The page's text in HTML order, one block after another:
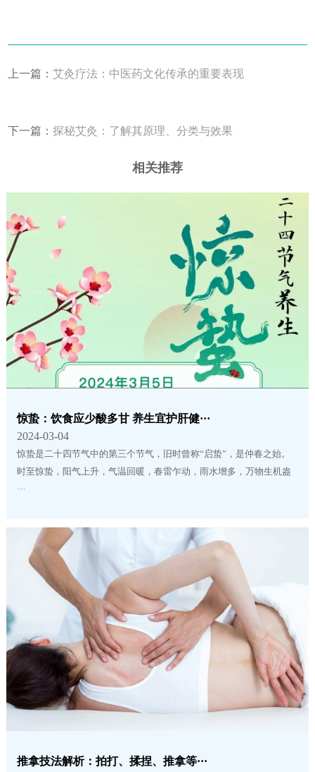
上一篇：艾灸疗法：中医药文化传承的重要表现
下一篇：探秘艾灸：了解其原理、分类与效果
相关推荐
惊蛰：饮食应少酸多甘 养生宜护肝健···
2024-03-04
惊蛰是二十四节气中的第三个节气，旧时曾称“启蛰”，是仲春之始。
时至惊蛰，阳气上升，气温回暖，春雷乍动，雨水增多，万物生机盎
···
推拿技法解析：拍打、揉捏、推拿等···